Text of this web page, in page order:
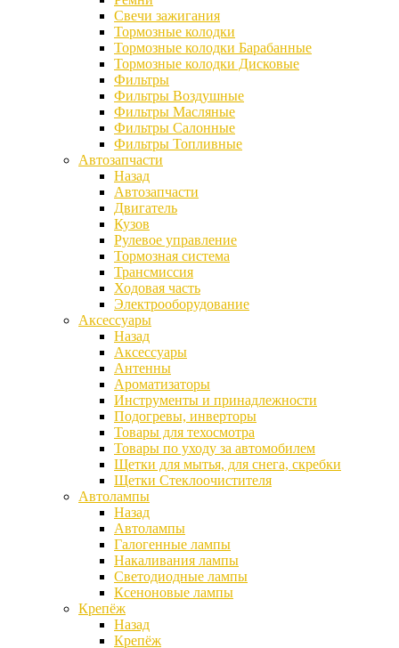
Свечи зажигания
Тормозные колодки
Тормозные колодки Барабанные
Тормозные колодки Дисковые
Фильтры
Фильтры Воздушные
Фильтры Масляные
Фильтры Салонные
Фильтры Топливные
Автозапчасти
Назад
Автозапчасти
Двигатель
Кузов
Рулевое управление
Тормозная система
Трансмиссия
Ходовая часть
Электрооборудование
Аксессуары
Назад
Аксессуары
Антенны
Ароматизаторы
Инструменты и принадлежности
Подогревы, инверторы
Товары для техосмотра
Товары по уходу за автомобилем
Щетки для мытья, для снега, скребки
Щетки Стеклоочистителя
Автолампы
Назад
Автолампы
Галогенные лампы
Накаливания лампы
Светодиодные лампы
Ксеноновые лампы
Крепёж
Назад
Крепёж